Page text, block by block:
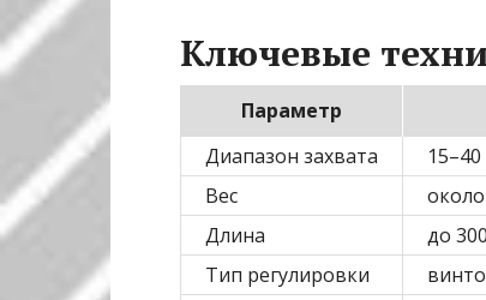
Ключевые
Параметр
Диапазон захвата
Вес
Длина
до
Тип регулировки